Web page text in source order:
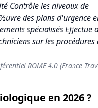
Contrôle les niveaux de
des plans d'urgence
spécialisés Effectue
sur les procédures
ROME 4.0 (France
en 2026 ?